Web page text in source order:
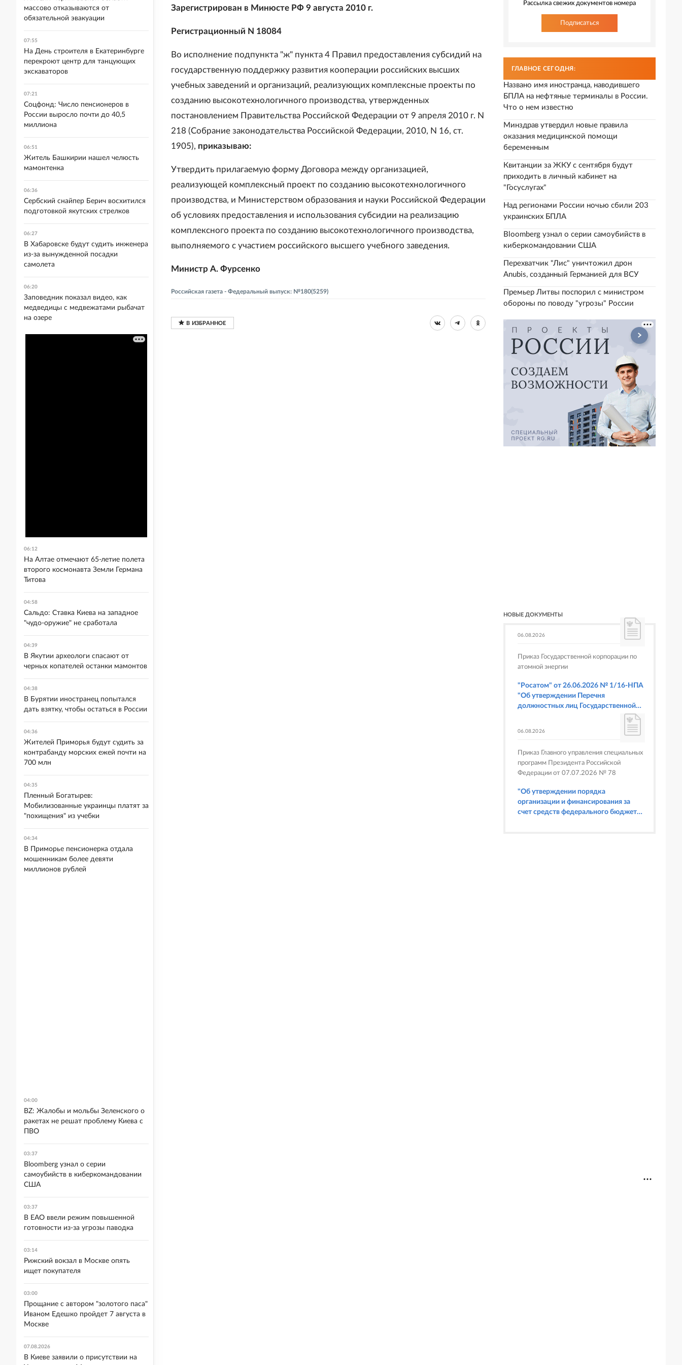
Зарегистрирован в Минюсте РФ 9 августа 2010 г.
Регистрационный N 18084
Во исполнение подпункта "ж" пункта 4 Правил предоставления субсидий на
государственную поддержку развития кооперации российских высших
учебных заведений и организаций, реализующих комплексные проекты по
созданию высокотехнологичного производства, утвержденных
постановлением Правительства Российской Федерации от 9 апреля 2010 г. N
218 (Собрание законодательства Российской Федерации, 2010, N 16, ст.
1905), приказываю:
Утвердить прилагаемую форму Договора между организацией,
реализующей комплексный проект по созданию высокотехнологичного
производства, и Министерством образования и науки Российской Федерации
об условиях предоставления и использования субсидии на реализацию
комплексного проекта по созданию высокотехнологичного производства,
выполняемого с участием российского высшего учебного заведения.
Министр А. Фурсенко
Российская газета - Федеральный выпуск: №180(5259)
Рассылка свежих документов номера
Подписаться
ГЛАВНОЕ СЕГОДНЯ:
Названо имя иностранца, наводившего
БПЛА на нефтяные терминалы в России.
Что о нем известно
Минздрав утвердил новые правила
оказания медицинской помощи
беременным
Квитанции за ЖКУ с сентября будут
приходить в личный кабинет на
"Госуслугах"
Над регионами России ночью сбили 203
украинских БПЛА
Bloomberg узнал о серии самоубийств в
киберкомандовании США
Перехватчик "Лис" уничтожил дрон
Anubis, созданный Германией для ВСУ
Премьер Литвы поспорил с министром
обороны по поводу "угрозы" России
НОВЫЕ ДОКУМЕНТЫ
06.08.2026
Приказ Государственной корпорации по
атомной энергии
"Росатом" от 26.06.2026 № 1/16-НПА
"Об утверждении Перечня
должностных лиц Государственной
корпорации по атомной энергии
предусмотренных статьями 6.3, 8.1,
9.4, 9.5 и 9.5.1, частью 3 статьи 9.16,
статьей 14.44, частью 1 статьи 19.4,
статьей 19.4.1, частями 6 и 15 статьи
19.5, статьями 19.6 и 19.7, частью 1
статьи 19.26, статьей 19.33, частями 1,
2, 2.1, 6 и 6.1 статьи 20.4 Кодекса
06.08.2026
Приказ Главного управления специальных
программ Президента Российской
Федерации от 07.07.2026 № 78
"Об утверждении порядка
организации и финансирования за
счет средств федерального бюджета
массово отказываются от
обязательной эвакуации
07:55
На День строителя в Екатеринбурге
перекроют центр для танцующих
экскаваторов
07:21
Соцфонд: Число пенсионеров в
России выросло почти до 40,5
миллиона
06:51
Житель Башкирии нашел челюсть
мамонтенка
06:36
Сербский снайпер Берич восхитился
подготовкой якутских стрелков
06:27
В Хабаровске будут судить инженера
из-за вынужденной посадки
самолета
06:20
Заповедник показал видео, как
медведицы с медвежатами рыбачат
на озере
06:12
На Алтае отмечают 65-летие полета
второго космонавта Земли Германа
Титова
04:58
Сальдо: Ставка Киева на западное
"чудо-оружие" не сработала
04:39
В Якутии археологи спасают от
черных копателей останки мамонтов
04:38
В Бурятии иностранец попытался
дать взятку, чтобы остаться в России
04:36
Жителей Приморья будут судить за
контрабанду морских ежей почти на
700 млн
04:35
Пленный Богатырев:
Мобилизованные украинцы платят за
"похищения" из учебки
04:34
В Приморье пенсионерка отдала
мошенникам более девяти
миллионов рублей
04:00
BZ: Жалобы и мольбы Зеленского о
ракетах не решат проблему Киева с
ПВО
03:37
Bloomberg узнал о серии
самоубийств в киберкомандовании
США
03:37
В ЕАО ввели режим повышенной
готовности из-за угрозы паводка
03:14
Рижский вокзал в Москве опять
ищет покупателя
03:00
Прощание с автором "золотого паса"
Иваном Едешко пройдет 7 августа в
Москве
07.08.2026
В Киеве заявили о присутствии на